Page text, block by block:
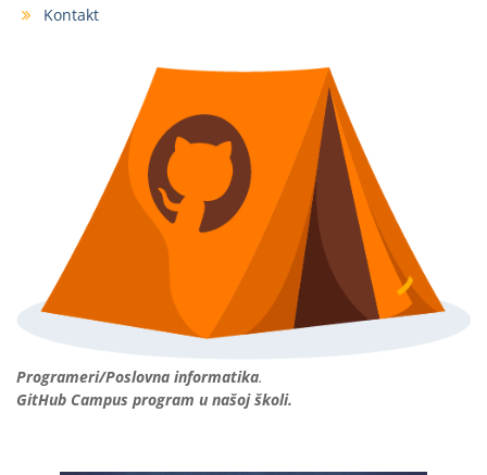
Kontakt
Programeri/Poslovna informatika.
GitHub Campus program u našoj školi.